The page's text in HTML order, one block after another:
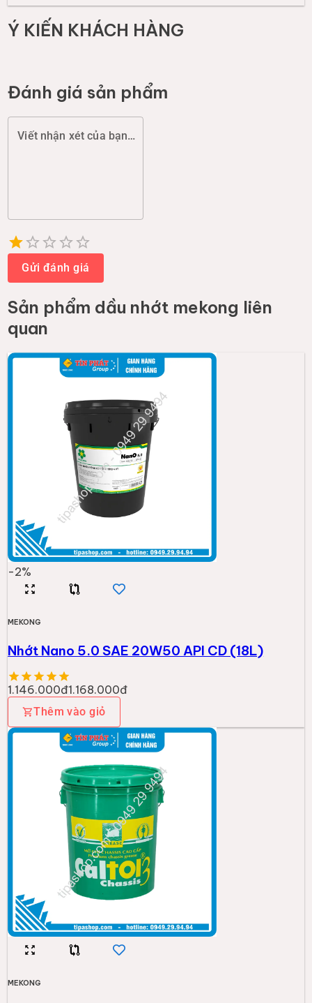
Ý KIẾN KHÁCH HÀNG
Đánh giá sản phẩm
Viết nhận xét của bạn (chất lượng, đóng gói, giao hàng...)
1 Star
2 Stars
3 Stars
4 Stars
5 Stars
Gửi đánh giá
Sản phẩm dầu nhớt mekong liên
quan
-2%
MEKONG
Nhớt Nano 5.0 SAE 20W50 API CD (18L)
1.146.000đ1.168.000đ
Thêm vào giỏ
MEKONG